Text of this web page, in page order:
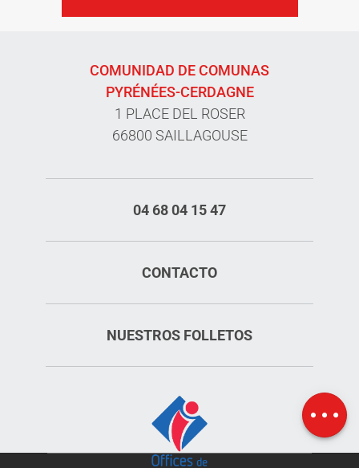
Mapa
COMUNIDAD DE COMUNAS
PYRÉNÉES-CERDAGNE
1 PLACE DEL ROSER
66800 SAILLAGOUSE
04 68 04 15 47
CONTACTO
NUESTROS FOLLETOS